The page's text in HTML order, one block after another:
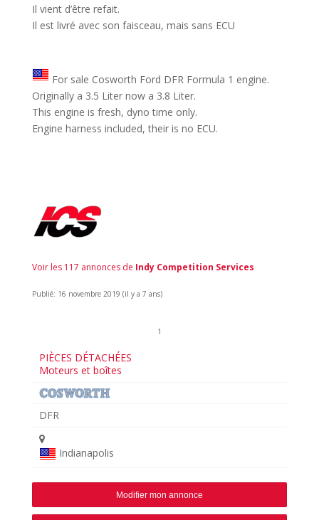
Il vient d’être refait.
Il est livré avec son faisceau, mais sans ECU
For sale Cosworth Ford DFR Formula 1 engine.
Originally a 3.5 Liter now a 3.8 Liter.
This engine is fresh, dyno time only.
Engine harness included, their is no ECU.
Voir les 117 annonces de Indy Competition Services
Publié: 16 novembre 2019 (il y a 7 ans)
1
PIÈCES DÉTACHÉES
Moteurs et boîtes
DFR
Indianapolis
Modifier mon annonce